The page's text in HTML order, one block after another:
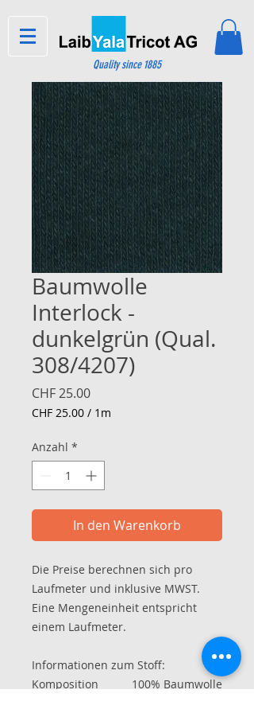
Quality since 1885
Baumwolle
Interlock -
dunkelgrün (Qual.
308/4207)
CHF 25.00Preis
CHF 25.00 / 1m
pro
1
Anzahl *
In den Warenkorb
Die Preise berechnen sich pro
Laufmeter und inklusive MWST.
Eine Mengeneinheit entspricht
einem Laufmeter.
Informationen zum Stoff:
Komposition
100% Baumwolle